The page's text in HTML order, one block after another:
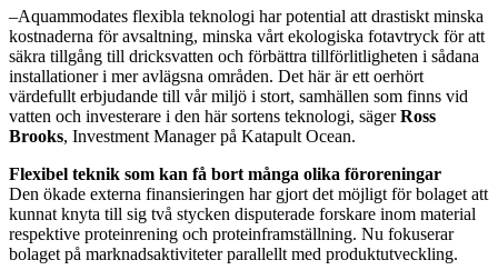
–Aquammodates flexibla teknologi har potential att drastiskt minska
kostnaderna för avsaltning, minska vårt ekologiska fotavtryck för att
säkra tillgång till dricksvatten och förbättra tillförlitligheten i sådana
installationer i mer avlägsna områden. Det här är ett oerhört
värdefullt erbjudande till vår miljö i stort, samhällen som finns vid
vatten och investerare i den här sortens teknologi, sägerRoss
Brooks, Investment Manager på Katapult Ocean.
Flexibel teknik som kan få bort många olika föroreningar
Den ökade externa finansieringen har gjort det möjligt för bolaget att
kunnat knyta till sig två stycken disputerade forskare inom material
respektive proteinrening och proteinframställning. Nu fokuserar
bolaget på marknadsaktiviteter parallellt med produktutveckling.